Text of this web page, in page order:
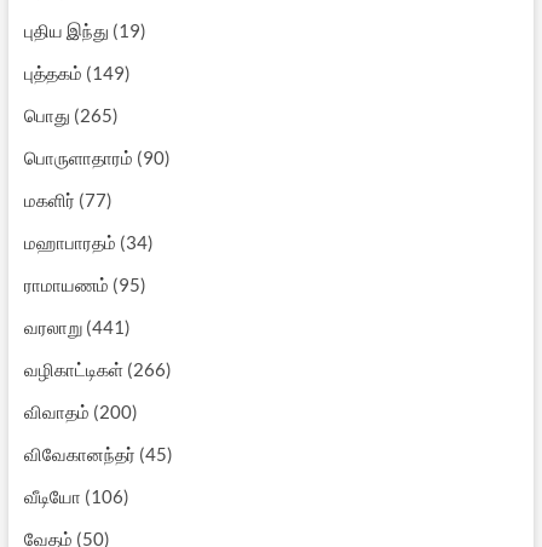
புதிய இந்து (19)
புத்தகம் (149)
பொது (265)
பொருளாதாரம் (90)
மகளிர் (77)
மஹாபாரதம் (34)
ராமாயணம் (95)
வரலாறு(441)
வழிகாட்டிகள்(266)
விவாதம் (200)
விவேகானந்தர் (45)
வீடியோ (106)
வேதம் (50)